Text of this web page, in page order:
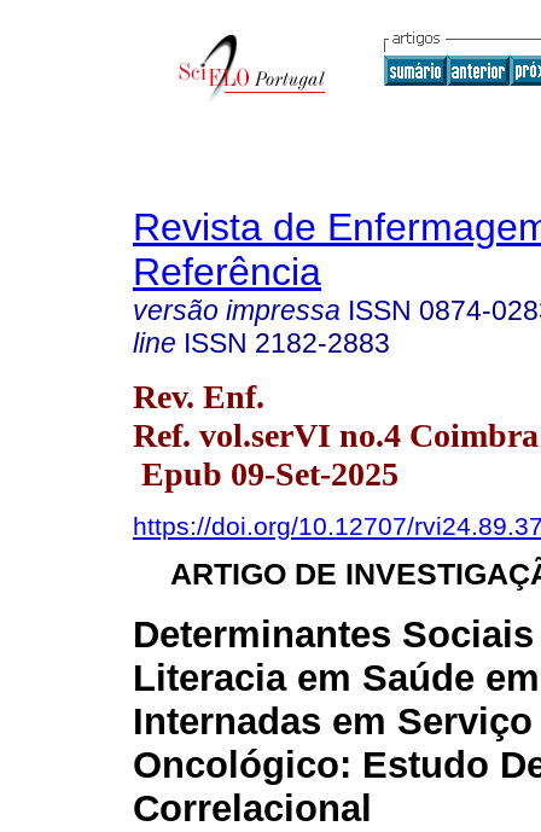
Revista de
Referência
versão impressa ISSN 0874-
line ISSN 2182-2883
Rev. Enf.
Ref. vol.serVI no.4
Epub 09-Set-2025
https://doi.org/10.12707/
ARTIGO DE
Determinantes
Literacia em Saúde
Internadas em
Oncológico: Estudo
Correlacional